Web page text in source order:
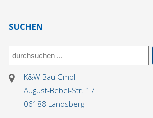
SUCHEN
K&W Bau GmbH
August-Bebel-Str. 17
06188 Landsberg